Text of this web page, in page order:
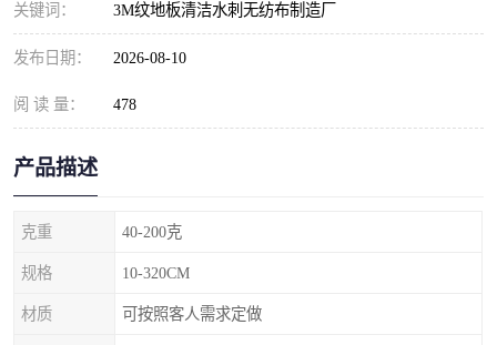
关键词： 3M纹地板清洁水刺无纺布制造厂
发布日期： 2026-08-10
阅 读 量： 478
产品描述
克重 40-200克
规格 10-320CM
材质 可按照客人需求定做